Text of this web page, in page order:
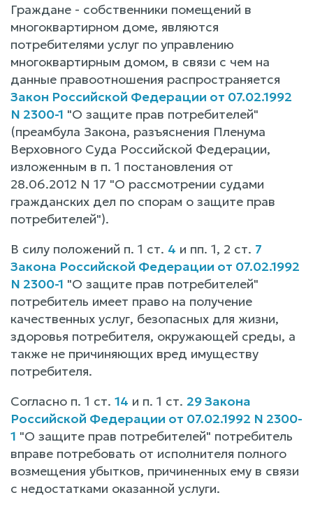
Граждане - собственники помещений в
многоквартирном доме, являются
потребителями услуг по управлению
многоквартирным домом, в связи с чем на
данные правоотношения распространяется
Закон Российской Федерации от 07.02.1992
N 2300-1 "О защите прав потребителей"
(преамбула Закона, разъяснения Пленума
Верховного Суда Российской Федерации,
изложенным в п. 1 постановления от
28.06.2012 N 17 "О рассмотрении судами
гражданских дел по спорам о защите прав
потребителей").
В силу положений п. 1 ст. 4 и пп. 1, 2 ст. 7
Закона Российской Федерации от 07.02.1992
N 2300-1 "О защите прав потребителей"
потребитель имеет право на получение
качественных услуг, безопасных для жизни,
здоровья потребителя, окружающей среды, а
также не причиняющих вред имуществу
потребителя.
Согласно п. 1 ст. 14 и п. 1 ст. 29 Закона
Российской Федерации от 07.02.1992 N 2300-
1 "О защите прав потребителей" потребитель
вправе потребовать от исполнителя полного
возмещения убытков, причиненных ему в связи
с недостатками оказанной услуги.